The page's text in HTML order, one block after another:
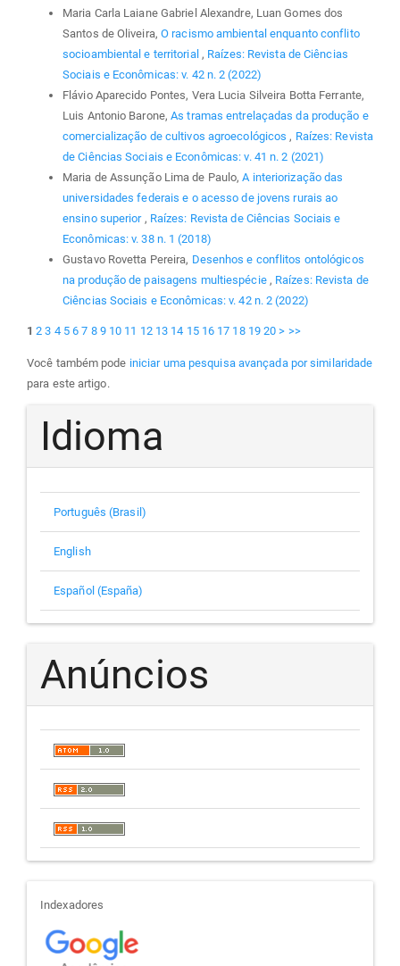
Maria Carla Laiane Gabriel Alexandre, Luan Gomes dos
Santos de Oliveira, O racismo ambiental enquanto conflito
socioambiental e territorial , Raízes: Revista de Ciências
Sociais e Econômicas: v. 42 n. 2 (2022)
Flávio Aparecido Pontes, Vera Lucia Silveira Botta Ferrante,
Luis Antonio Barone,As tramas entrelaçadas da produção e
comercialização de cultivos agroecológicos , Raízes: Revista
de Ciências Sociais e Econômicas: v. 41 n. 2 (2021)
Maria de Assunção Lima de Paulo,A interiorização das
universidades federais e o acesso de jovens rurais ao
ensino superior , Raízes: Revista de Ciências Sociais e
Econômicas: v. 38 n. 1 (2018)
Gustavo Rovetta Pereira, Desenhos e conflitos ontológicos
na produção de paisagens multiespécie , Raízes: Revista de
Ciências Sociais e Econômicas: v. 42 n. 2 (2022)
1 2 3 4 5 6 7 8 9 10 11 12 13 14 15 16 17 18 19 20 > >>
Você também pode iniciar uma pesquisa avançada por similaridade
para este artigo.
Idioma
Português (Brasil)
English
Español (España)
Anúncios
indexadores
Indexadores